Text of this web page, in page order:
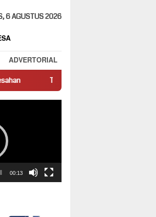
6 AGUSTUS 2026
ADVERTORIAL
Hambat Arus Lalu Lintas di Jalan
00:13